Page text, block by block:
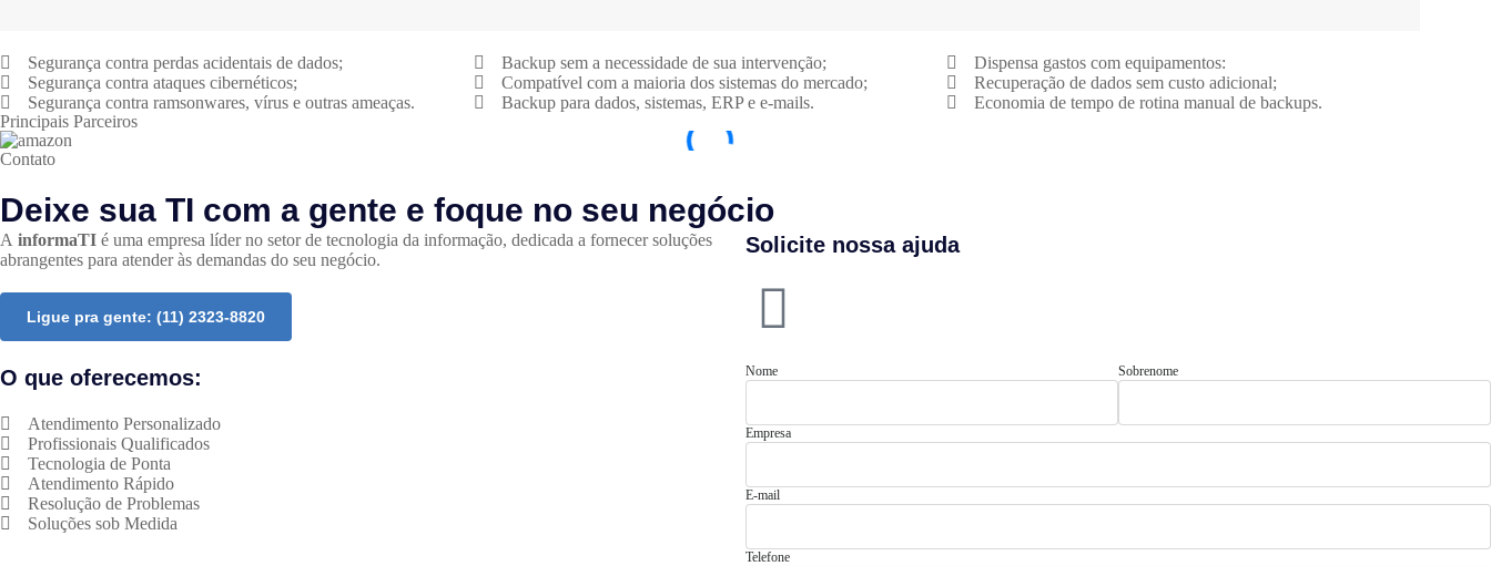
Segurança contra perdas acidentais de dados;
Segurança contra ataques cibernéticos;
Segurança contra ramsonwares, vírus e outras ameaças.
Backup sem a necessidade de sua intervenção;
Compatível com a maioria dos sistemas do mercado;
Backup para dados, sistemas, ERP e e-mails.
Dispensa gastos com equipamentos:
Recuperação de dados sem custo adicional;
Economia de tempo de rotina manual de backups.
Principais Parceiros
Contato
Deixe sua TI com a gente e foque no seu negócio
A informaTI é uma empresa líder no setor de tecnologia da informação, dedicada a fornecer soluções
abrangentes para atender às demandas do seu negócio.
Ligue pra gente: (11) 2323-8820
O que oferecemos:
Atendimento Personalizado
Profissionais Qualificados
Tecnologia de Ponta
Atendimento Rápido
Resolução de Problemas
Soluções sob Medida
Solicite nossa ajuda
Nome Sobrenome
Empresa
E-mail
Telefone